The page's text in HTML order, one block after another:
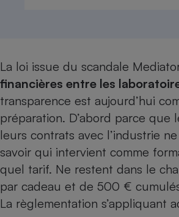
La loi issue du scandale
financières entre les
transparence est aujourd’hui
préparation. D’abord parce
leurs contrats avec l’industrie
savoir qui intervient comme
quel tarif. Ne restent dans le
par cadeau et de 500 €
La règlementation s’appliquant